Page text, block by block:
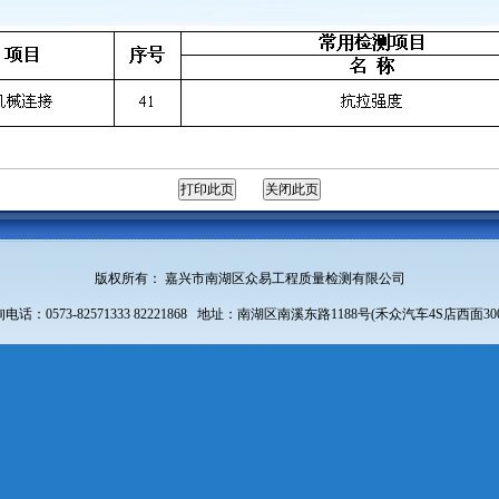
版权所有： 嘉兴市南湖区众易工程质量检测有限公司
电话：0573-82571333 82221868 地址：南湖区南溪东路1188号(禾众汽车4S店西面